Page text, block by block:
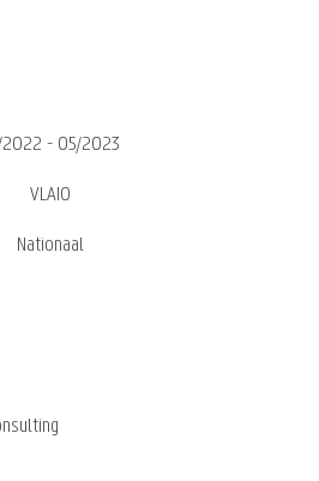
2022 - 05/2023
VLAIO
Nationaal